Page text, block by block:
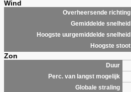
Wind
Overheersende richting
Gemiddelde snelheid
Hoogste uurgemiddelde snelheid
Hoogste stoot
Zon
Duur
Perc. van langst mogelijk
Globale straling